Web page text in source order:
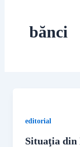
bănci
editorial
Situaţia